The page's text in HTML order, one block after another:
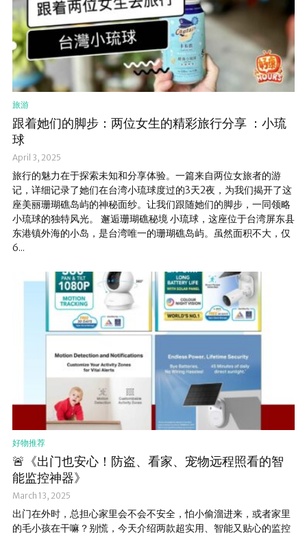
旅游
跟着她们的脚步：两位女生的精彩旅行分享 ：小琉
球
April 3, 2025
旅行的魅力在于探索未知和分享体验。一篇来自两位女旅者的游
记，详细记录了她们在台湾小琉球度过的3天2夜，为我们揭开了这
座美丽珊瑚礁岛屿的神秘面纱。让我们跟随她们的脚步，一同领略
小琉球的独特风光。 邂逅珊瑚礁秘境 小琉球，这座位于台湾屏东县
东港镇外海的小岛，是台湾唯一的珊瑚礁岛屿。虽然面积不大，仅
6...
好物推荐
🚨《出门也安心！防盗、看家、宠物远程照看的智
能监控神器》
March 13, 2025
出门在外时，总担心家里会不会不安全，怕小偷溜进来，或者家里
的毛小孩在干嘛？别慌，今天介绍两款超实用、智能又贴心的监控